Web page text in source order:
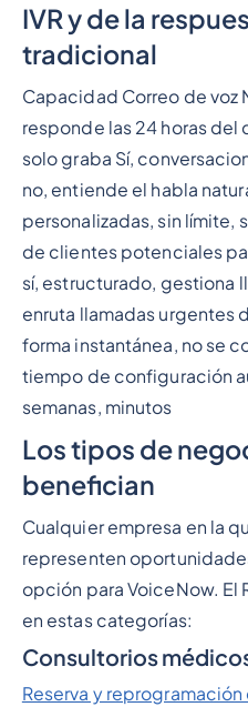
IVR y de la
tradicional
Capacidad Correo de voz
responde las 24 horas del
solo graba Sí,
no, entiende el habla
personalizadas, sin límite,
de clientes potenciales
sí, estructurado, gestiona
enruta llamadas urgentes
forma instantánea, no se
tiempo de configuración
semanas, minutos
Los tipos de
benefician
Cualquier empresa en la
representen
opción para VoiceNow. El
en estas categorías:
Consultorios
Reserva y